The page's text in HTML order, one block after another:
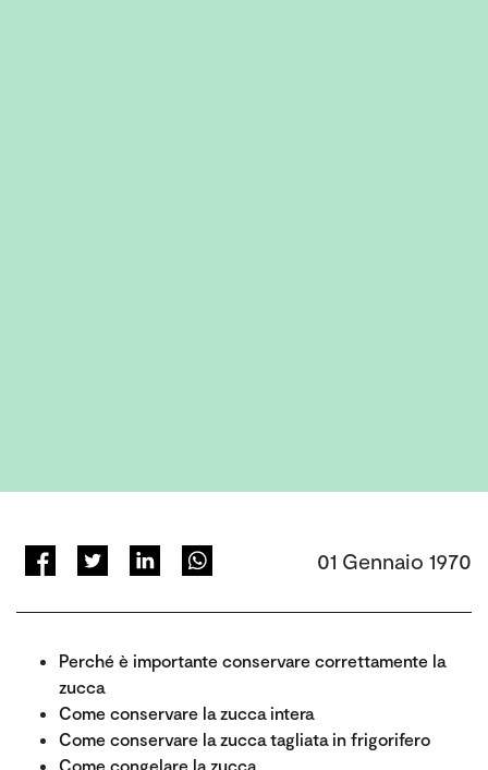
01 Gennaio 1970
Perché è importante conservare correttamente la
zucca
Come conservare la zucca intera
Come conservare la zucca tagliata in frigorifero
Come congelare la zucca